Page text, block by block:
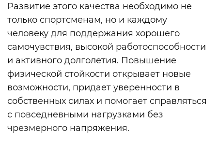
Развитие этого качества необходимо не
только спортсменам, но и каждому
человеку для поддержания хорошего
самочувствия, высокой работоспособности
и активного долголетия. Повышение
физической стойкости открывает новые
возможности, придает уверенности в
собственных силах и помогает справляться
с повседневными нагрузками без
чрезмерного напряжения.